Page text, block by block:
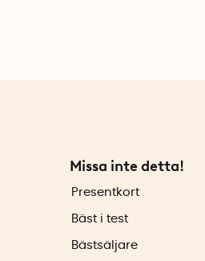
Missa inte detta!
Presentkort
Bäst i test
Bästsäljare